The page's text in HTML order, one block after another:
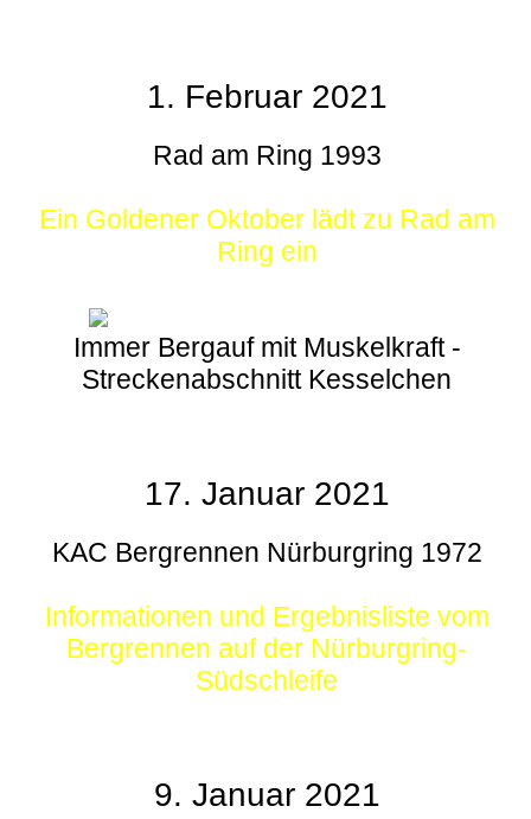
1. Februar 2021
Rad am Ring 1993
Ein Goldener Oktober lädt zu Rad am
Ring ein
Immer Bergauf mit Muskelkraft -
Streckenabschnitt Kesselchen
17. Januar 2021
KAC Bergrennen Nürburgring 1972
Informationen und Ergebnisliste vom
Bergrennen auf der Nürburgring-
Südschleife
9. Januar 2021